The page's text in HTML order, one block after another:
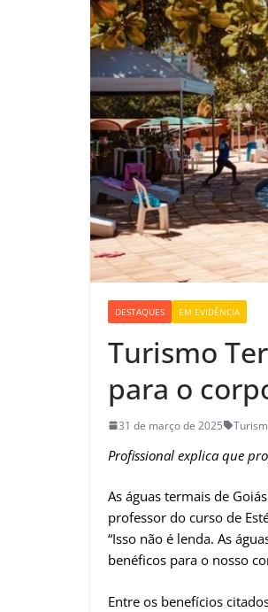
DESTAQUES EM EVIDÊNCIA
Turismo
para o
31 de março de 2025
Profissional explica que
As águas termais de
professor do curso de
“Isso não é lenda. As
benéficos para o nosso
Entre os benefícios